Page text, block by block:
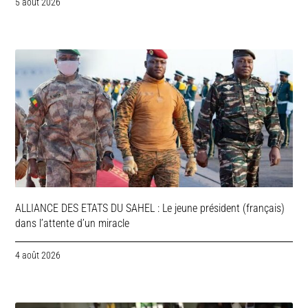
ALLIANCE DES ETATS DU SAHEL : Le jeune président (français)
dans l’attente d’un miracle
4 août 2026